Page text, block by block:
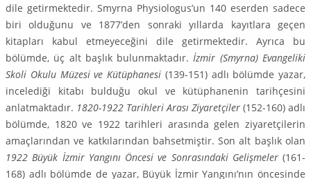
dile getir­mektedir. Smyrna Physiologus’un 140 eserden sadece
biri olduğunu ve 1877’den sonraki yıllarda kayıtlara geçen
kitapları kabul etmeyeceğini dile getirmektedir. Ayrıca bu
bölümde, üç alt başlık bulunmaktadır.İzmir (Smyrna) Evangeliki
Skoli Okulu Müzesi ve Kütüphanesi (139-151) adlı bö­lümde yazar,
incelediği kitabı bulduğu okul ve kütüphanenin tarihçesini
anlatmaktadır. 1820-1922 Tarihleri Arası Ziyaretçiler (152-160) adlı
bölümde, 1820 ve 1922 tarihleri arasında gelen ziyaret­çilerin
amaçlarından ve katkılarından bahsetmiştir. Son alt başlık olan
1922 Büyük İzmir Yangını Öncesi ve Sonrasındaki Gelişmeler(161-
168) adlı bölümde de yazar, Büyük İzmir Yangını’nın ön­cesinde